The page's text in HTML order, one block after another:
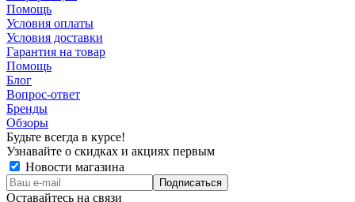
Помощь
Условия оплаты
Условия доставки
Гарантия на товар
Помощь
Блог
Вопрос-ответ
Бренды
Обзоры
Будьте всегда в курсе!
Узнавайте о скидках и акциях первым
Новости магазина
Оставайтесь на связи